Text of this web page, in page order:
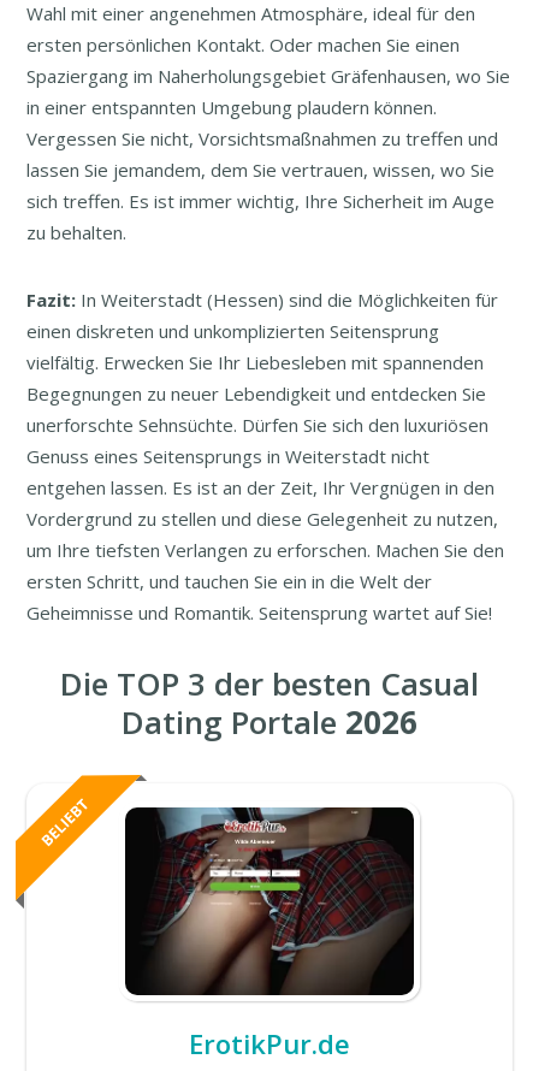
Wahl mit einer angenehmen Atmosphäre, ideal für den
ersten persönlichen Kontakt. Oder machen Sie einen
Spaziergang im Naherholungsgebiet Gräfenhausen, wo Sie
in einer entspannten Umgebung plaudern können.
Vergessen Sie nicht, Vorsichtsmaßnahmen zu treffen und
lassen Sie jemandem, dem Sie vertrauen, wissen, wo Sie
sich treffen. Es ist immer wichtig, Ihre Sicherheit im Auge
zu behalten.
Fazit: In Weiterstadt (Hessen) sind die Möglichkeiten für
einen diskreten und unkomplizierten Seitensprung
vielfältig. Erwecken Sie Ihr Liebesleben mit spannenden
Begegnungen zu neuer Lebendigkeit und entdecken Sie
unerforschte Sehnsüchte. Dürfen Sie sich den luxuriösen
Genuss eines Seitensprungs in Weiterstadt nicht
entgehen lassen. Es ist an der Zeit, Ihr Vergnügen in den
Vordergrund zu stellen und diese Gelegenheit zu nutzen,
um Ihre tiefsten Verlangen zu erforschen. Machen Sie den
ersten Schritt, und tauchen Sie ein in die Welt der
Geheimnisse und Romantik. Seitensprung wartet auf Sie!
Die TOP 3 der besten Casual
Dating Portale 2026
ErotikPur.de